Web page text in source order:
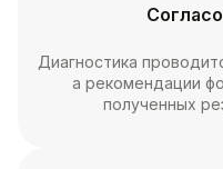
Диагностика
а рекомендации
полученных